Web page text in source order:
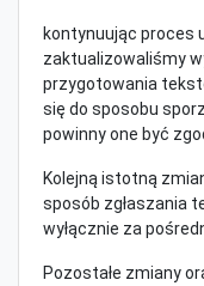
kontynuując proces
zaktualizowaliśmy
przygotowania
się do sposobu
powinny one być
Kolejną istotną
sposób zgłaszania
wyłącznie za
Pozostałe zmiany